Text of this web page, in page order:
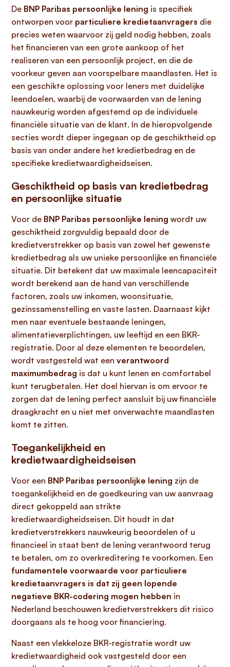
De BNP Paribas persoonlijke lening is specifiek
ontworpen voor particuliere kredietaanvragers die
precies weten waarvoor zij geld nodig hebben, zoals
het financieren van een grote aankoop of het
realiseren van een persoonlijk project, en die de
voorkeur geven aan voorspelbare maandlasten. Het is
een geschikte oplossing voor leners met duidelijke
leendoelen, waarbij de voorwaarden van de lening
nauwkeurig worden afgestemd op de individuele
financiële situatie van de klant. In de hieropvolgende
secties wordt dieper ingegaan op de geschiktheid op
basis van onder andere het kredietbedrag en de
specifieke kredietwaardigheidseisen.
Geschiktheid op basis van kredietbedrag
en persoonlijke situatie
Voor de BNP Paribas persoonlijke lening wordt uw
geschiktheid zorgvuldig bepaald door de
kredietverstrekker op basis van zowel het gewenste
kredietbedrag als uw unieke persoonlijke en financiële
situatie. Dit betekent dat uw maximale leencapaciteit
wordt berekend aan de hand van verschillende
factoren, zoals uw inkomen, woonsituatie,
gezinssamenstelling en vaste lasten. Daarnaast kijkt
men naar eventuele bestaande leningen,
alimentatieverplichtingen, uw leeftijd en een BKR-
registratie. Door al deze elementen te beoordelen,
wordt vastgesteld wat een verantwoord
maximumbedrag is dat u kunt lenen en comfortabel
kunt terugbetalen. Het doel hiervan is om ervoor te
zorgen dat de lening perfect aansluit bij uw financiële
draagkracht en u niet met onverwachte maandlasten
komt te zitten.
Toegankelijkheid en
kredietwaardigheidseisen
Voor een BNP Paribas persoonlijke lening zijn de
toegankelijkheid en de goedkeuring van uw aanvraag
direct gekoppeld aan strikte
kredietwaardigheidseisen. Dit houdt in dat
kredietverstrekkers nauwkeurig beoordelen of u
financieel in staat bent de lening verantwoord terug
te betalen, om zo overkreditering te voorkomen. Een
fundamentele voorwaarde voor particuliere
kredietaanvragers is dat zij geen lopende
negatieve BKR-codering mogen hebben in
Nederland beschouwen kredietverstrekkers dit risico
doorgaans als te hoog voor financiering.
Naast een vlekkeloze BKR-registratie wordt uw
kredietwaardigheid ook vastgesteld door een